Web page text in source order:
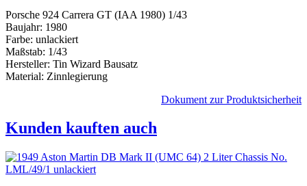
Porsche 924 Carrera GT (IAA 1980) 1/43
Baujahr: 1980
Farbe: unlackiert
Maßstab: 1/43
Hersteller: Tin Wizard Bausatz
Material: Zinnlegierung
Dokument zur Produktsicherheit
Kunden kauften auch